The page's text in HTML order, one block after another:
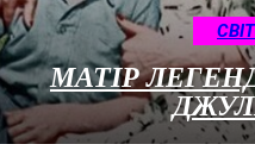
МАТІР